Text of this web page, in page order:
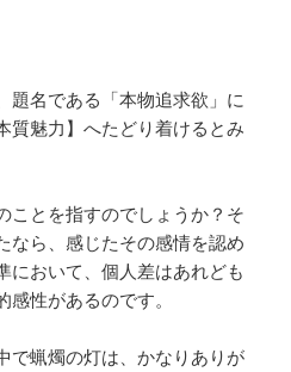
題名である「本物追求欲」に
質魅力】へたどり着けるとみ
ことを指すのでしょうか？そ
なら、感じたその感情を認め
において、個人差はあれども
性があるのです。
で蝋燭の灯は、かなりありが